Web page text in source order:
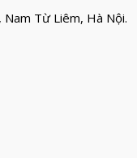
Từ Liêm, Hà Nội.